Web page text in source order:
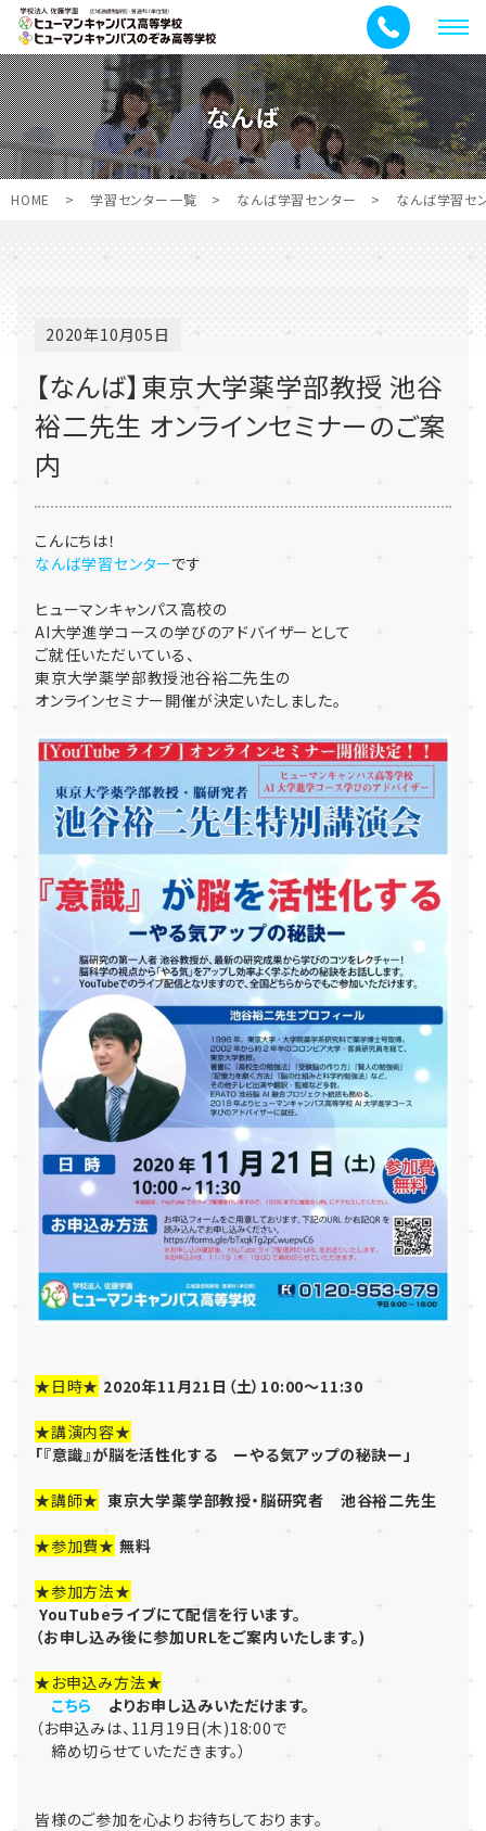
メ
ニ
ュ
ー
なんば
HOME > 学習センター一覧 > なんば学習センター > なんば学習セ
2020年10月05日
【なんば】東京大学薬学部教授 池谷
裕二先生 オンラインセミナーのご案
内
こんにちは！
なんば学習センターです
ヒューマンキャンパス高校の
AI大学進学コースの学びのアドバイザーとして
ご就任いただいている、
東京大学薬学部教授池谷裕二先生の
オンラインセミナー開催が決定いたしました。
★日時★ 2020年11月21日（土）10:00～11:30
★講演内容★
「『意識』が脳を活性化する ーやる気アップの秘訣ー」
★講師★ 東京大学薬学部教授・脳研究者 池谷裕二先生
★参加費★ 無料
★参加方法★
YouTubeライブにて配信を行います。
（お申し込み後に参加URLをご案内いたします。)
★ お申込み方法★
こちら
よりお申し込みいただけます。
（お申込みは、11月19日(木)18:00で
締め切らせていただきます。）
皆様のご参加を心よりお待ちしております。